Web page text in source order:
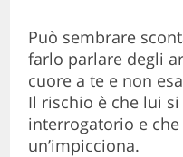
Può sembrare
farlo parlare degli
cuore a te e non
Il rischio è che lui
interrogatorio e
un’impicciona.